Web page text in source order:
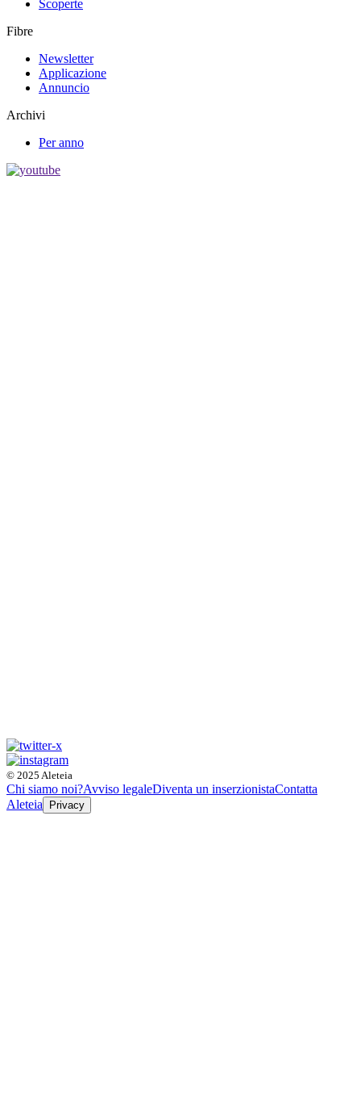
Scoperte
Fibre
Newsletter
Applicazione
Annuncio
Archivi
Per anno
© 2025 Aleteia
Chi siamo noi?Avviso legaleDiventa un inserzionistaContatta
Aleteia
Privacy